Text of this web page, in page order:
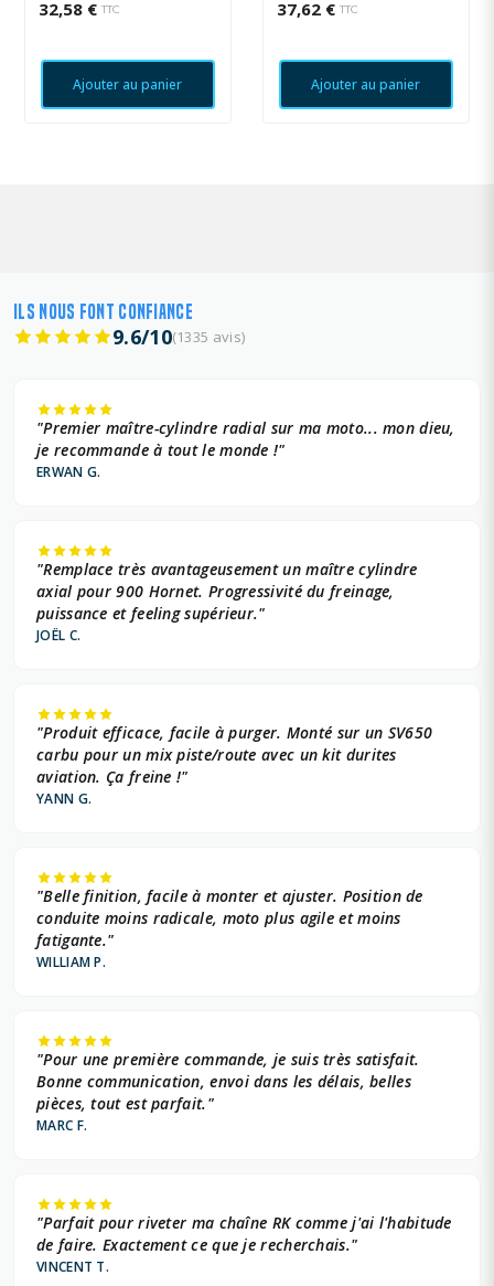
32,58 € TTC
Ajouter au panier
37,62 € TTC
Ajouter au panier
ILS NOUS FONT CONFIANCE
9.6/10(1335 avis)
"Premier maître-cylindre radial sur ma moto... mon dieu,
je recommande à tout le monde !"
ERWAN G.
"Remplace très avantageusement un maître cylindre
axial pour 900 Hornet. Progressivité du freinage,
puissance et feeling supérieur."
JOËL C.
"Produit efficace, facile à purger. Monté sur un SV650
carbu pour un mix piste/route avec un kit durites
aviation. Ça freine !"
YANN G.
"Belle finition, facile à monter et ajuster. Position de
conduite moins radicale, moto plus agile et moins
fatigante."
WILLIAM P.
"Pour une première commande, je suis très satisfait.
Bonne communication, envoi dans les délais, belles
pièces, tout est parfait."
MARC F.
"Parfait pour riveter ma chaîne RK comme j'ai l'habitude
de faire. Exactement ce que je recherchais."
VINCENT T.